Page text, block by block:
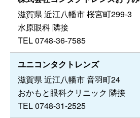
滋賀県 近江八幡市 桜宮町299-3
水原眼科 隣接
TEL 0748-36-7585
ユニコンタクトレンズ
滋賀県 近江八幡市 音羽町24
おかもと眼科クリニック 隣接
TEL 0748-31-2525